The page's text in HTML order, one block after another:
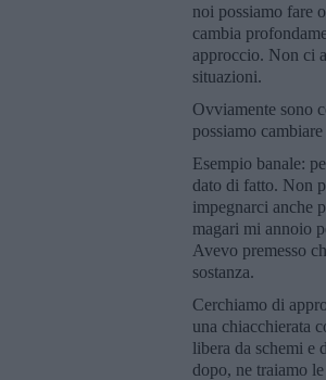
noi possiamo fare
cambia
approccio. Non ci
situazioni.
Ovviamente sono
possiamo
Esempio banale:
dato di fatto. Non
impegnarci anche
magari mi annoio
Avevo premesso
sostanza.
Cerchiamo di
una chiacchierata
libera da schemi e
dopo, ne traiamo